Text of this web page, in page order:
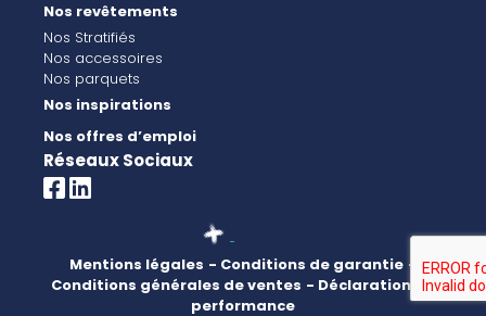
Nos revêtements
Nos Stratifiés
Nos accessoires
Nos parquets
Nos inspirations
Nos offres d’emploi
Réseaux Sociaux
Mentions légales - Conditions de garantie -
Conditions générales de ventes - Déclaration de
performance